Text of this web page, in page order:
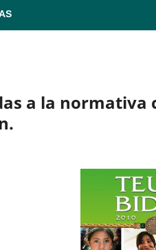
a la normativa